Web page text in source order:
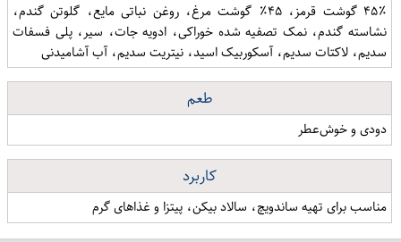
۴۵٪ گوشت قرمز، ۴۵٪ گوشت مرغ، روغن نباتی مایع، گلوتن گندم،
نشاسته گندم، نمک تصفیه شده خوراکی، ادویه جات، سیر، پلی فسفات
سدیم، لاکتات سدیم، آسکوربیک اسید، نیتریت سدیم، آب آشامیدنی
طعم
دودی و خوش‌عطر
کاربرد
مناسب برای تهیه ساندویچ، سالاد بیکن، پیتزا و غذاهای گرم